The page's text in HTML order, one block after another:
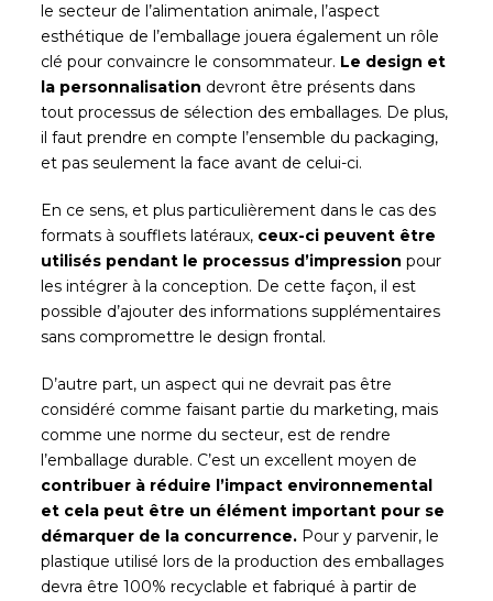
le secteur de l’alimentation animale, l’aspect
esthétique de l’emballage jouera également un rôle
clé pour convaincre le consommateur. Le design et
la personnalisation devront être présents dans
tout processus de sélection des emballages. De plus,
il faut prendre en compte l’ensemble du packaging,
et pas seulement la face avant de celui-ci.
En ce sens, et plus particulièrement dans le cas des
formats à soufflets latéraux, ceux-ci peuvent être
utilisés pendant le processus d’impression pour
les intégrer à la conception. De cette façon, il est
possible d’ajouter des informations supplémentaires
sans compromettre le design frontal.
D’autre part, un aspect qui ne devrait pas être
considéré comme faisant partie du marketing, mais
comme une norme du secteur, est de rendre
l’emballage durable. C’est un excellent moyen de
contribuer à réduire l’impact environnemental
et cela peut être un élément important pour se
démarquer de la concurrence. Pour y parvenir, le
plastique utilisé lors de la production des emballages
devra être 100% recyclable et fabriqué à partir de